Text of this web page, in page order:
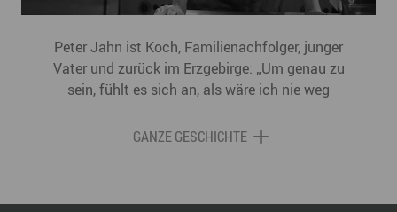
Peter Jahn ist Koch, Familienachfolger, junger
Vater und zurück im Erzgebirge: „Um genau zu
sein, fühlt es sich an, als wäre ich nie weg
GANZE GESCHICHTE